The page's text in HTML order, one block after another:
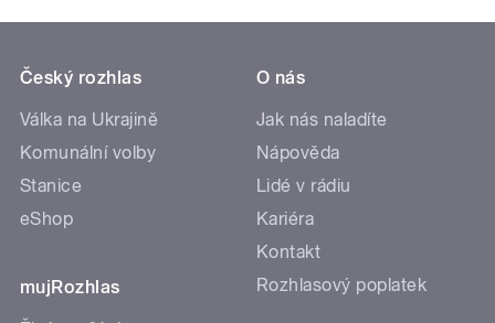
Český rozhlas
Válka na Ukrajině
Komunální volby
Stanice
eShop
mujRozhlas
O nás
Jak nás naladíte
Nápověda
Lidé v rádiu
Kariéra
Kontakt
Rozhlasový poplatek